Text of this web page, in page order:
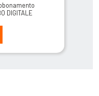
DIGITALE